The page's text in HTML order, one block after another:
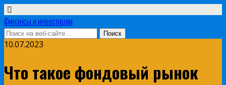
Финансы и инвестиции
10.07.2023
Что такое фондовый рынок